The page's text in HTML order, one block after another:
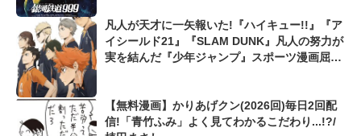
凡人が天才に一矢報いた!『ハイキュー!!』『ア
イシールド21』『SLAM DUNK』凡人の努力が
実を結んだ『少年ジャンプ』スポーツ漫画屈指
【無料漫画】かりあげクン(2026回)毎日2回配
信!「青竹ふみ」よく見てわかるこだわり...!?/